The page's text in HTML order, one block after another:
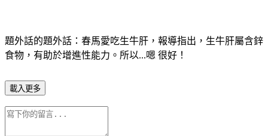
題外話的題外話：春馬愛吃生牛肝，報導指出，生牛肝屬含鋅
食物，有助於增進性能力。所以...嗯 很好！
載入更多